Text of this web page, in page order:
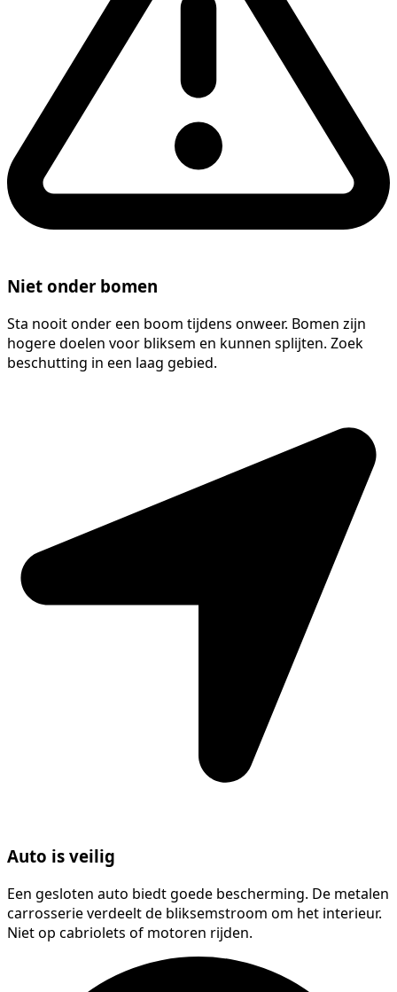
Niet onder bomen
Sta nooit onder een boom tijdens onweer. Bomen zijn
hogere doelen voor bliksem en kunnen splijten. Zoek
beschutting in een laag gebied.
Auto is veilig
Een gesloten auto biedt goede bescherming. De metalen
carrosserie verdeelt de bliksemstroom om het interieur.
Niet op cabriolets of motoren rijden.